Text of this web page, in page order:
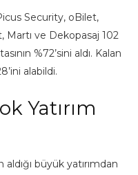
Security, oBilet,
ve Dekopasaj 102
%72’sini aldı. Kalan
alabildi.
Yatırım
aldığı büyük yatırımdan